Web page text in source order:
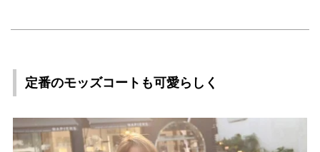
定番のモッズコートも可愛らしく